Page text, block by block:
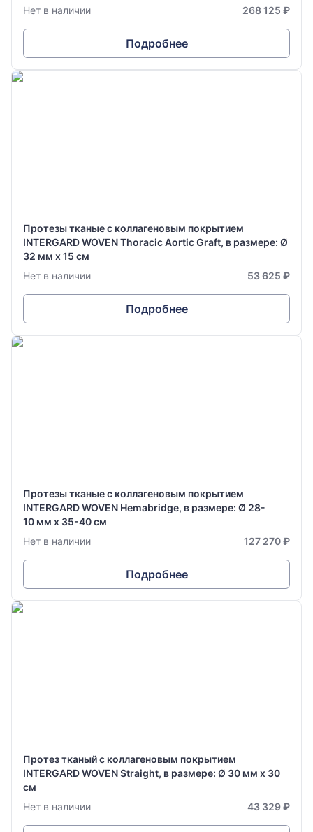
Нет в наличии 268 125 ₽
Подробнее
Протезы тканые с коллагеновым покрытием
INTERGARD WOVEN Thoracic Aortic Graft, в размере: Ø
32 мм х 15 см
Нет в наличии
53 625 ₽
Подробнее
Протезы тканые с коллагеновым покрытием
INTERGARD WOVEN Hemabridge, в размере: Ø 28-
10 мм х 35-40 см
Нет в наличии
127 270 ₽
Подробнее
Протез тканый с коллагеновым покрытием
INTERGARD WOVEN Straight, в размере: Ø 30 мм х 30
см
Нет в наличии
43 329 ₽